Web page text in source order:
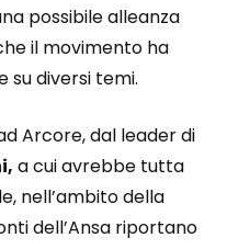
possibile alleanza
il movimento ha
su diversi temi.
Arcore, dal leader di
a cui avrebbe tutta
nell’ambito della
dell’Ansa riportano